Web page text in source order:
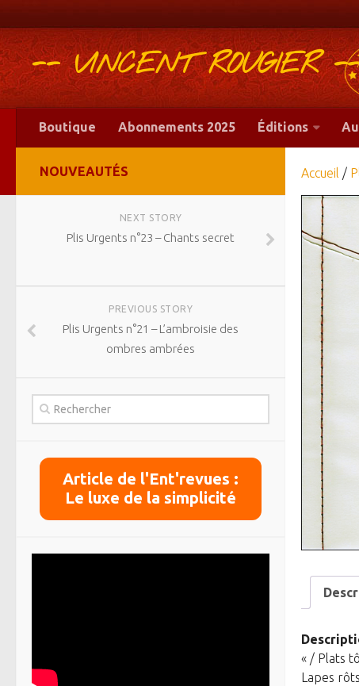
-- VINCENT ROUGIER
Boutique Abonnements 2025 Éditions
Accueil /
« / Plats
Lapes rôts
NOUVEAUTÉS
NEXT STORY
Plis Urgents n°23 – Chants secret
PREVIOUS STORY
Plis Urgents n°21 – L’ambroisie des
ombres ambrées
Article de l'Ent'revues :
Le luxe de la simplicité